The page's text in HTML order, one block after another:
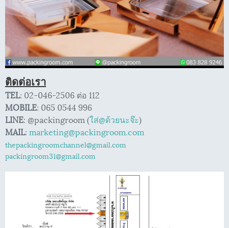
ติดต่อเรา
TEL: 02-046-2506 ต่อ 112
MOBILE: 065 0544 996
LINE: @packingroom (ใส่@ด้วยนะจ๊ะ)
MAIL: marketing@packingroom.com
thepackingroomchannel@gmail.com
packingroom31@gmail.com